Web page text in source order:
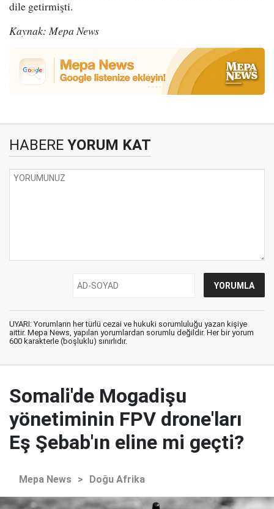
dile getirmişti.
Kaynak: Mepa News
HABERE YORUM KAT
UYARI: Yorumların her türlü cezai ve hukuki sorumluluğu yazan kişiye
aittir. Mepa News, yapılan yorumlardan sorumlu değildir. Her bir yorum
600 karakterle (boşluklu) sınırlıdır.
Somali'de Mogadişu
yönetiminin FPV drone'ları
Eş Şebab'ın eline mi geçti?
Mepa News > Doğu Afrika